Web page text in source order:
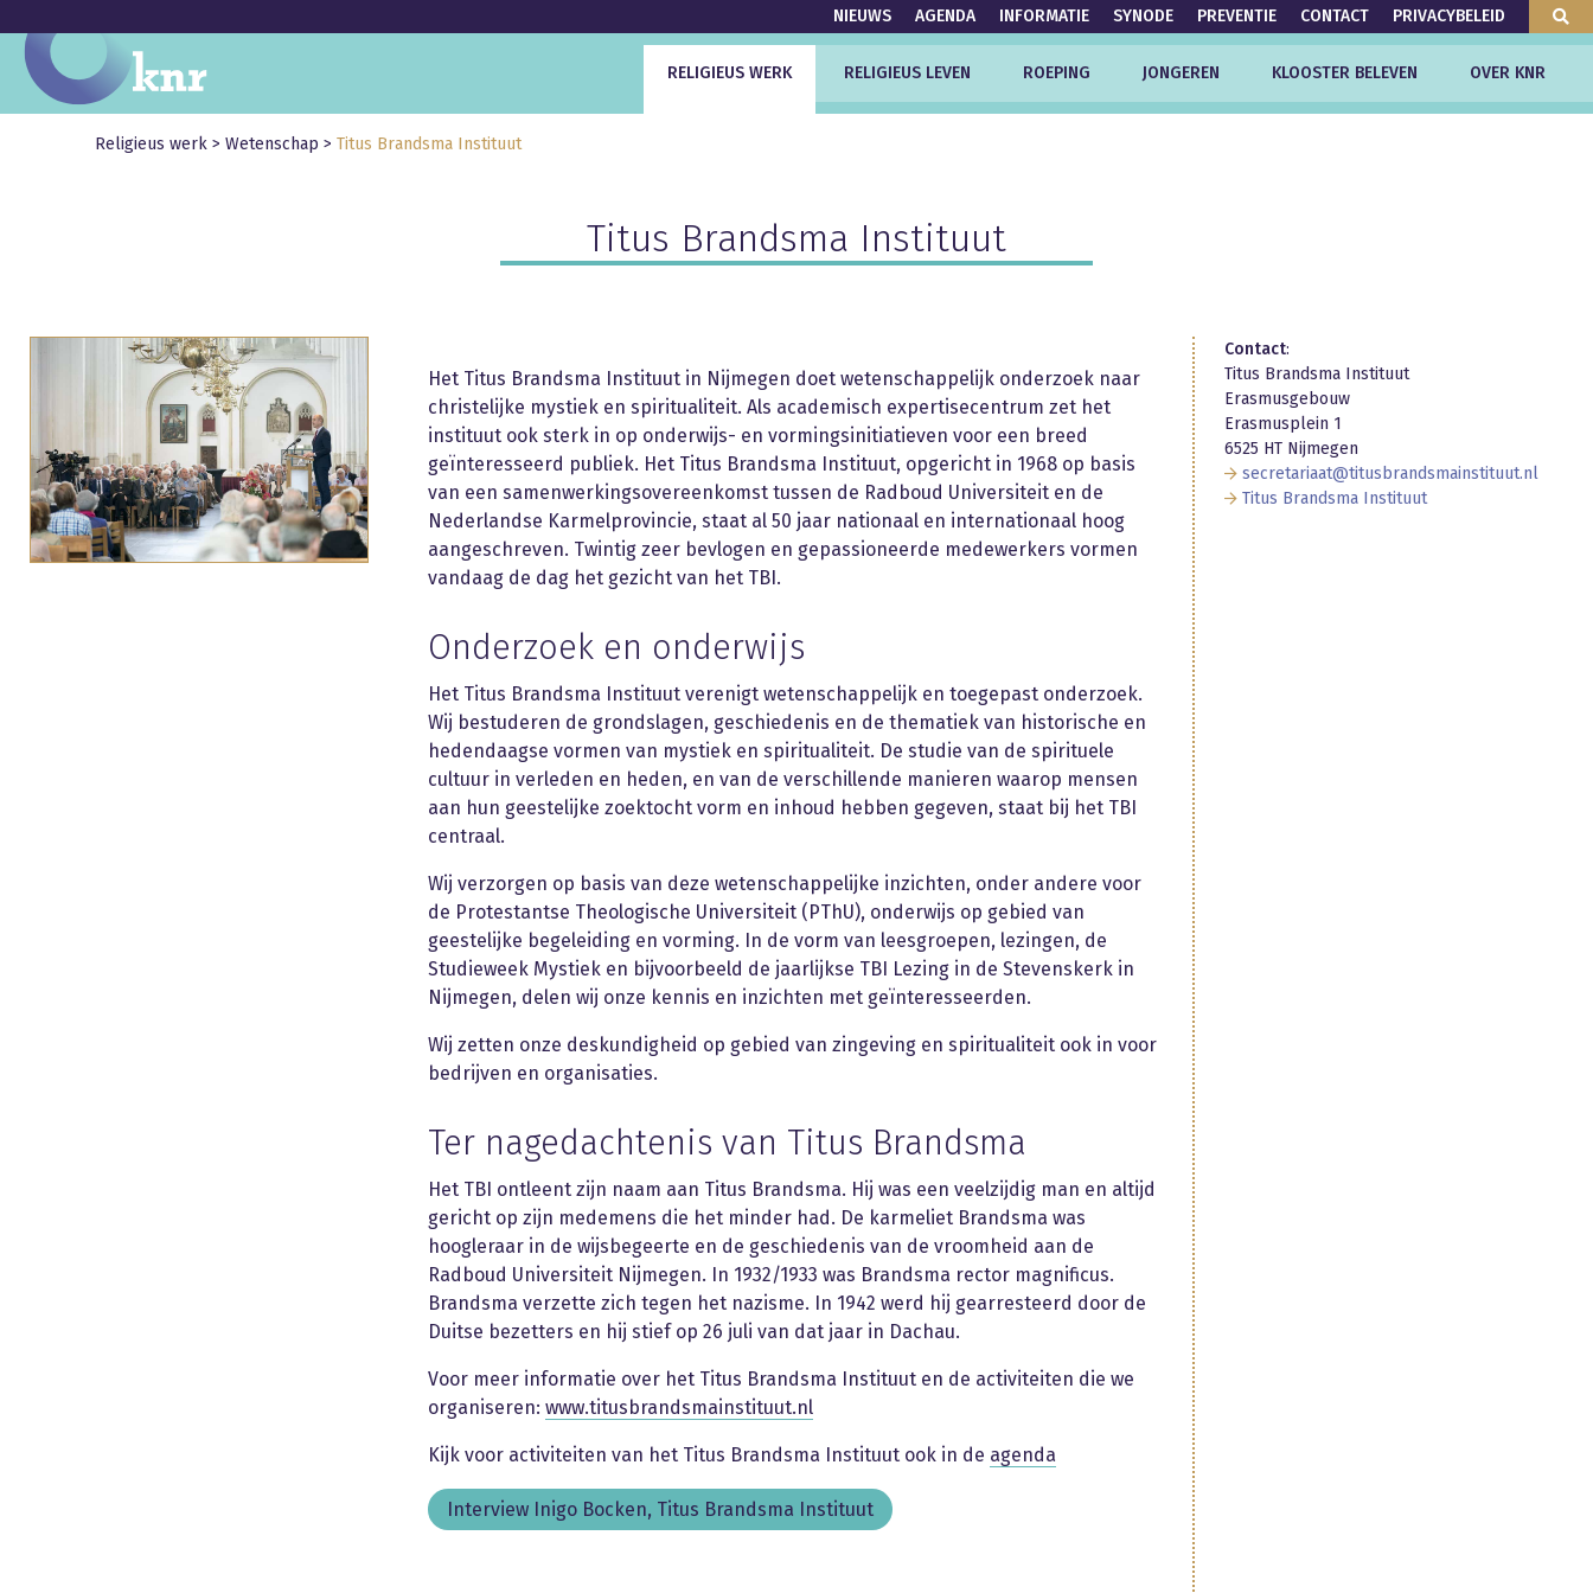
NIEUWS AGENDA INFORMATIE SYNODE PREVENTIE CONTACT PRIVACYBELEID
RELIGIEUS WERK RELIGIEUS LEVEN ROEPING JONGEREN KLOOSTER BELEVEN OVER KNR
Religieus werk > Wetenschap > Titus Brandsma Instituut
Titus Brandsma Instituut
Het Titus Brandsma Instituut in Nijmegen doet wetenschappelijk onderzoek naar
christelijke mystiek en spiritualiteit. Als academisch expertisecentrum zet het
instituut ook sterk in op onderwijs- en vormingsinitiatieven voor een breed
geïnteresseerd publiek. Het Titus Brandsma Instituut, opgericht in 1968 op basis
van een samenwerkingsovereenkomst tussen de Radboud Universiteit en de
Nederlandse Karmelprovincie, staat al 50 jaar nationaal en internationaal hoog
aangeschreven. Twintig zeer bevlogen en gepassioneerde medewerkers vormen
vandaag de dag het gezicht van het TBI.
Onderzoek en onderwijs
Het Titus Brandsma Instituut verenigt wetenschappelijk en toegepast onderzoek.
Wij bestuderen de grondslagen, geschiedenis en de thematiek van historische en
hedendaagse vormen van mystiek en spiritualiteit. De studie van de spirituele
cultuur in verleden en heden, en van de verschillende manieren waarop mensen
aan hun geestelijke zoektocht vorm en inhoud hebben gegeven, staat bij het TBI
centraal.
Wij verzorgen op basis van deze wetenschappelijke inzichten, onder andere voor
de Protestantse Theologische Universiteit (PThU), onderwijs op gebied van
geestelijke begeleiding en vorming. In de vorm van leesgroepen, lezingen, de
Studieweek Mystiek en bijvoorbeeld de jaarlijkse TBI Lezing in de Stevenskerk in
Nijmegen, delen wij onze kennis en inzichten met geïnteresseerden.
Wij zetten onze deskundigheid op gebied van zingeving en spiritualiteit ook in voor
bedrijven en organisaties.
Ter nagedachtenis van Titus Brandsma
Het TBI ontleent zijn naam aan Titus Brandsma. Hij was een veelzijdig man en altijd
gericht op zijn medemens die het minder had. De karmeliet Brandsma was
hoogleraar in de wijsbegeerte en de geschiedenis van de vroomheid aan de
Radboud Universiteit Nijmegen. In 1932/1933 was Brandsma rector magnificus.
Brandsma verzette zich tegen het nazisme. In 1942 werd hij gearresteerd door de
Duitse bezetters en hij stief op 26 juli van dat jaar in Dachau.
Voor meer informatie over het Titus Brandsma Instituut en de activiteiten die we
organiseren: www.titusbrandsmainstituut.nl
Kijk voor activiteiten van het Titus Brandsma Instituut ook in de agenda
Interview Inigo Bocken, Titus Brandsma Instituut
Contact:
Titus Brandsma Instituut
Erasmusgebouw
Erasmusplein 1
6525 HT Nijmegen
secretariaat@titusbrandsmainstituut.nl
Titus Brandsma Instituut